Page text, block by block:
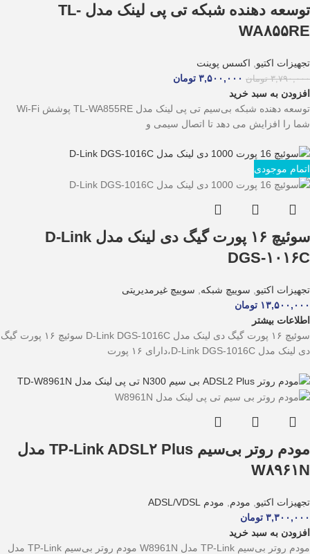
توسعه دهنده شبکه تی پی لینک مدل TL-
WA۸۵۵RE
تجهیزات اکتیو اکسس پوینت
۳,۷۹۰,۰۰۰ تومان ۳,۵۰۰,۰۰۰ تومان
افزودن به سبد خرید
توسعه دهنده شبکه بی‌سیم تی پی لینک مدل TL-WA855RE پوشش Wi-Fi
شما را افزایش می دهد تا اتصال سیمی و
اتمام موجودی
سوئیچ ۱۶ پورت گیگ دی لینک مدل D-Link
DGS-۱۰۱۶C
تجهیزات اکتیو, سوییچ شبکه, سوییچ غیرمدیریتی
۱۳,۵۰۰,۰۰۰ تومان
اطلاعات بیشتر
سوئیچ ۱۶ پورت گیگ دی لینک مدل D-Link DGS-1016C سوئیچ ۱۶ پورت گیگ
دی لینک مدل D-Link DGS-1016C،دارای ۱۶ پورت
مودم روتر بی‌سیم TP-Link ADSL۲ Plus مدل
W۸۹۶۱N
تجهیزات اکتیو مودم
مودم ADSL/VDSL
۳,۳۰۰,۰۰۰ تومان
افزودن به سبد خرید
مودم روتر بی‌سیم TP-Link مدل W8961N مودم روتر بی‌سیم TP-Link مدل